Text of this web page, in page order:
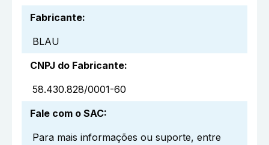
Fabricante:
BLAU
CNPJ do Fabricante:
58.430.828/0001-60
Fale com o SAC:
Para mais informações ou suporte, entre